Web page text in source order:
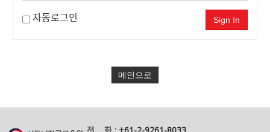
자동로그인 Sign In
메인으로